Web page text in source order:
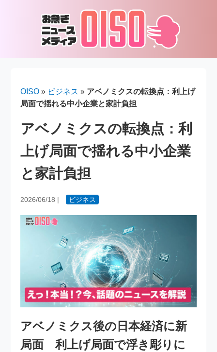
OISO » ビジネス » アベノミクスの転換点：利上げ
局面で揺れる中小企業と家計負担
アベノミクスの転換点：利
上げ局面で揺れる中小企業
と家計負担
2026/06/18 | ビジネス
アベノミクス後の日本経済に新
局面 利上げ局面で浮き彫りに